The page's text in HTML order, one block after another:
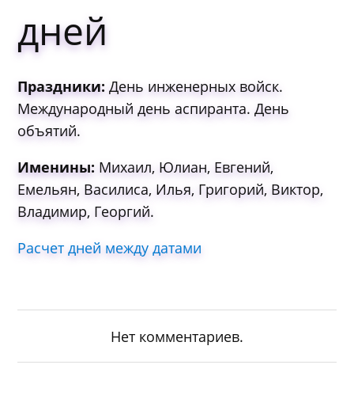
дней
Праздники: День инженерных войск.
Международный день аспиранта. День
объятий.
Именины: Михаил, Юлиан, Евгений,
Емельян, Василиса, Илья, Григорий, Виктор,
Владимир, Георгий.
Расчет дней между датами
Нет комментариев.